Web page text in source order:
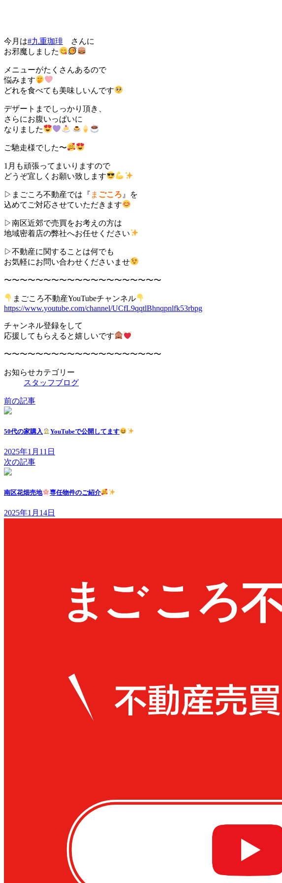
今月は#九重珈琲 さんに
お邪魔しました
メニューがたくさんあるので
悩みます
どれを食べても美味しいんです
デザートまでしっかり頂き、
さらにお腹いっぱいに
なりました
ご馳走様でした〜
1月も頑張ってまいりますので
どうぞ宜しくお願い致します
▷まごころ不動産では『 ま ごころ 』を
込めてご対応させていただきます
▷南区近郊で売買をお考えの方は
地域密着店の弊社へお任せください
▷不動産に関することは何でも
お気軽にお問い合わせくださいませ
〜〜〜〜〜〜〜〜〜〜〜〜〜〜〜〜〜〜〜〜
まごころ不動産YouTubeチャンネル
https://www.youtube.com/channel/UCfL9qqtlBhnqpnlfk53rbpg
チャンネル登録をして
応援してもらえると嬉しいです
〜〜〜〜〜〜〜〜〜〜〜〜〜〜〜〜〜〜〜〜
お知らせカテゴリー
スタッフブログ
前の記事
50代の家購入 YouTubeで公開してます
2025年1月11日
次の記事
南区花畑売地 専任物件のご紹介
2025年1月14日